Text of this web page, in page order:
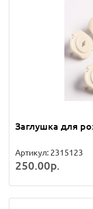
Заглушка для
Артикул: 2315123
250.00р.